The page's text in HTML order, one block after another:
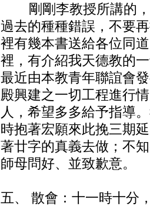
剛剛李教授所講的，
過去的種種錯誤，不要
裡有幾本書送給各位同
裡，有介紹我天德教的
最近由本教青年聯誼會
殿興建之一切工程進行
人，希望多多給予指導
時抱著宏願來此挽三期
著廿字的真義去做；不
師母問好、並致歉意。
五、 散會：十一時十分